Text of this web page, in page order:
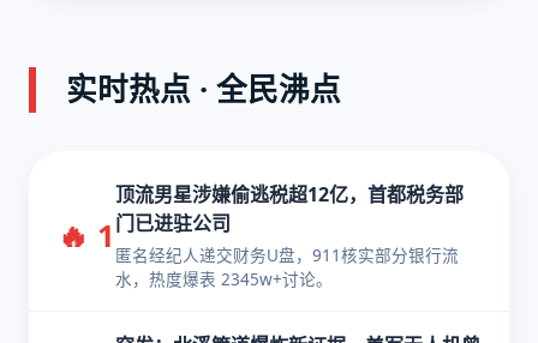
实时热点 · 全民沸点
🔥 1
顶流男星涉嫌偷逃税超12亿，首都税务部
门已进驻公司
匿名经纪人递交财务U盘，911核实部分银行流
水，热度爆表 2345w+讨论。